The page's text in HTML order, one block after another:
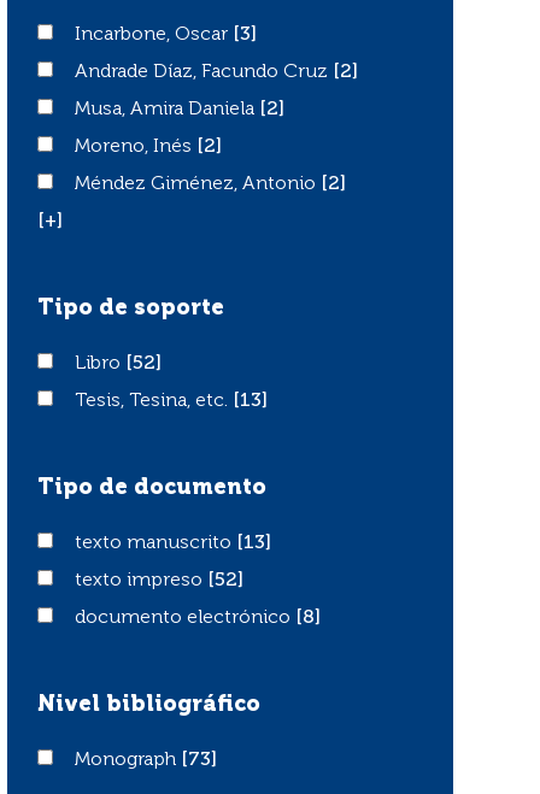
Incarbone, Oscar
Incarbone, Oscar
[3]
Andrade Díaz, Facundo Cruz
Andrade Díaz, Facundo Cruz
[2]
Musa, Amira Daniela
Musa, Amira Daniela
[2]
Moreno, Inés
Moreno, Inés
[2]
Méndez Giménez, Antonio
Méndez Giménez, Antonio
[2]
[+]
Tipo de soporte
LibroLibro
[52]
Tesis, Tesina, etc.
Tesis, Tesina, etc. [13]
Tipo de documento
texto manuscrito
texto manuscrito
[13]
texto impreso
texto impreso
[52]
documento electrónico
documento electrónico [8]
Nivel bibliográfico
Monograph
Monograph [73]